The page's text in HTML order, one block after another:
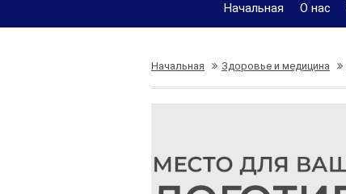
Начальная О нас
Начальная Здоровье и медицина